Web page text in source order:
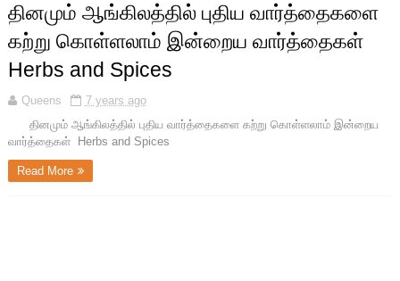
தினமும் ஆங்கிலத்தில் புதிய வார்த்தைகளை
கற்று கொள்ளலாம் இன்றைய வார்த்தைகள்
Herbs and Spices
Queens
7 years ago
தினமும் ஆங்கிலத்தில் புதிய வார்த்தைகளை கற்று கொள்ளலாம் இன்றைய
வார்த்தைகள் Herbs and Spices
Read More